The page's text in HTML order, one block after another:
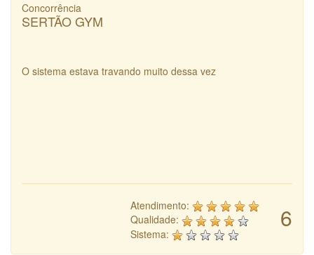
Concorrência
SERTÃO GYM
O sistema estava travando muito dessa vez
6
Atendimento:
Qualidade:
Sistema: